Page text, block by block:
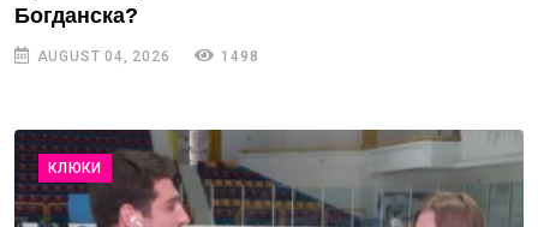
Богданска?
AUGUST 04, 2026 1498
КЛЮКИ